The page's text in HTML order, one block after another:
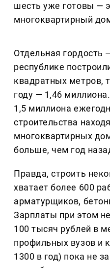
шесть уже готовы —
многоквартирный
Отдельная гордость
республике
квадратных метров,
году — 1,46
1,5 миллиона
строительства
многоквартирных
больше, чем год
Правда, строить
хватает более 600
арматурщиков,
Зарплаты при этом
100 тысяч рублей в
профильных вузов и
1300 в год) пока не